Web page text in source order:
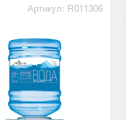
Артикул: R011306